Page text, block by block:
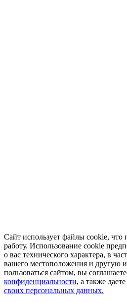
Сайт использует файлы cookie, что
работу. Использование cookie
о вас технического характера, в
вашего местоположения и другую
пользоваться сайтом, вы
конфиденциальности, а также
своих персональных данных.